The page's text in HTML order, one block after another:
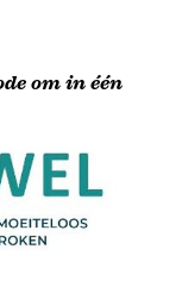
om in één